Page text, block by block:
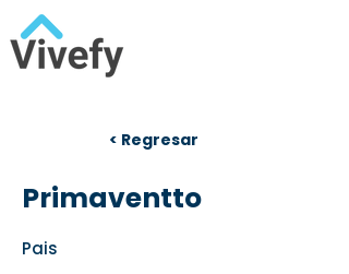
< Regresar
Primaventto
Pais